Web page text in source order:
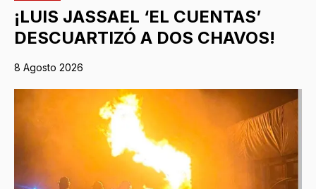
¡LUIS JASSAEL ‘EL CUENTAS’
DESCUARTIZÓ A DOS CHAVOS!
8 Agosto 2026